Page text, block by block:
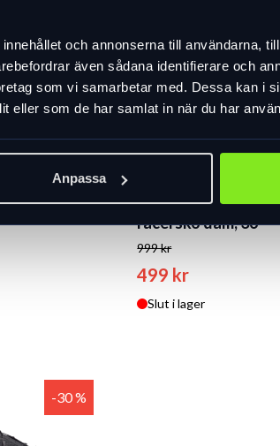
och annonserna till användarna,
även sådana identifierare och
som vi samarbetar med. Dessa kan i
eller som de har samlat in när du har
Anpassa
Specialized Torch 1.0
racersko dam, 36
999 kr
499 kr
Slut i lager
-30 %